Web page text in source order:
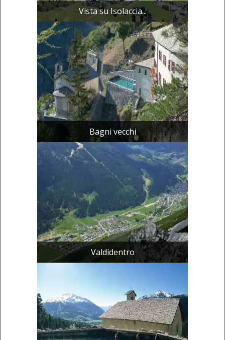
Vista su Isolaccia...
Bagni vecchi
Valdidentro